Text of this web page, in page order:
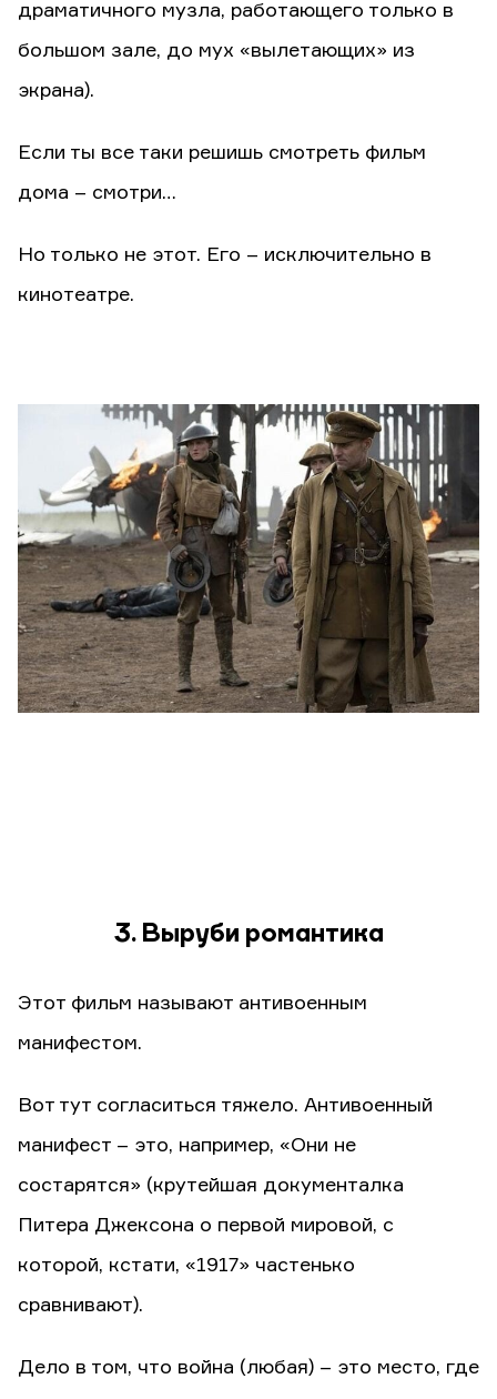
драматичного музла, работающего только в
большом зале, до мух «вылетающих» из
экрана).
Если ты все таки решишь смотреть фильм
дома – смотри…
Но только не этот. Его – исключительно в
кинотеатре.
3. Выруби романтика
Этот фильм называют антивоенным
манифестом.
Вот тут согласиться тяжело. Антивоенный
манифест – это, например, «Они не
состарятся» (крутейшая документалка
Питера Джексона о первой мировой, с
которой, кстати, «1917» частенько
сравнивают).
Дело в том, что война (любая) – это место, где